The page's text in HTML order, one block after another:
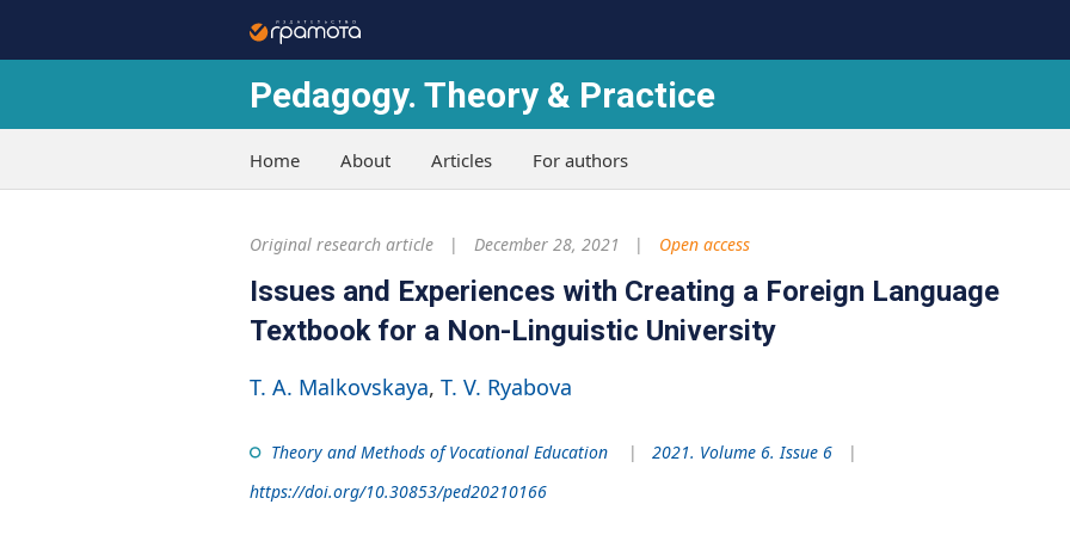
Pedagogy. Theory & Practice
Home About Articles For authors
Original research article December 28, 2021 Open access
Issues and Experiences with Creating a Foreign Language
Textbook for a Non-Linguistic University
T. A. Malkovskaya T. V. Ryabova
Theory and Methods of Vocational Education
2021. Volume 6. Issue 6
https://doi.org/10.30853/ped20210166